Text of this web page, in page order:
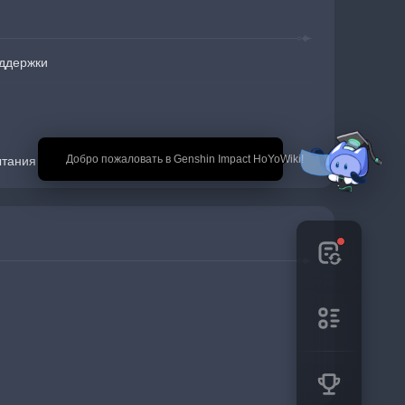
🎉 Добро пожаловать в Genshin Impact HoYoWiki!